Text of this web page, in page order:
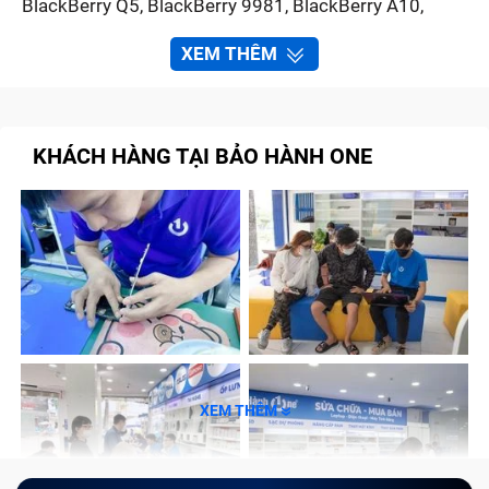
BlackBerry Q5, BlackBerry 9981, BlackBerry A10,
BlackBerry PASSPORT, BlackBerry CLASSIC,
BlackBerry P9982, BlackBerry Z30, BlackBerry P9983,
Bạn thấy chiếc Backberry của mình không còn hợp
thời và hiện muốn chuyển qua dùng máy khác
Ấy thế nhưng bỏ thì thương vương thì tội nên bạn
không biết phải làm sao ư? Dễ thôi, ghé qua cửa hàng
thumua điện thoại Blackberry giá cao của TRUNG
TÂM BẢO HÀNH ONE nhé, chúng tôi hứa hẹn là giải
pháp tuyệt vời dành cho bạn đấy
XEM THÊM
KHÁCH HÀNG TẠI BẢO HÀNH ONE
XEM THÊM